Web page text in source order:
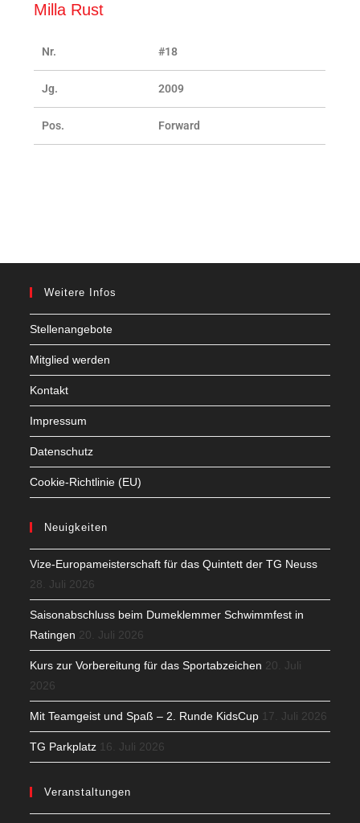
Milla Rust
Nr. #18
Jg. 2009
Pos. Forward
Weitere Infos
Stellenangebote
Mitglied werden
Kontakt
Impressum
Datenschutz
Cookie-Richtlinie (EU)
Neuigkeiten
Vize-Europameisterschaft für das Quintett der TG Neuss
28. Juli 2026
Saisonabschluss beim Dumeklemmer Schwimmfest in
Ratingen 20. Juli 2026
Kurs zur Vorbereitung für das Sportabzeichen 20. Juli
2026
Mit Teamgeist und Spaß – 2. Runde KidsCup 17. Juli 2026
TG Parkplatz 16. Juli 2026
Veranstaltungen